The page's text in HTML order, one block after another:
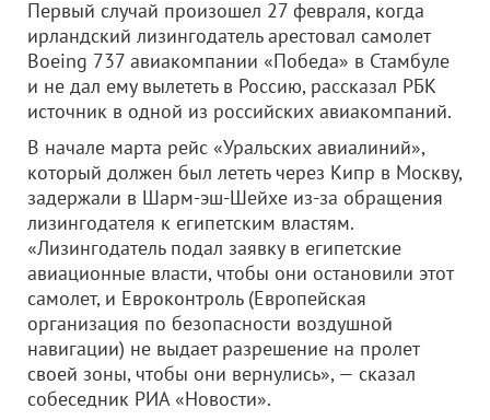
Первый случай произошел 27 февраля, когда
ирландский лизингодатель арестовал самолет
Boeing 737 авиакомпании «Победа» в Стамбуле
и не дал ему вылететь в Россию, рассказал РБК
источник в одной из российских авиакомпаний.
В начале марта рейс «Уральских авиалиний»,
который должен был лететь через Кипр в Москву,
задержали в Шарм-эш-Шейхе из-за обращения
лизингодателя к египетским властям.
«Лизингодатель подал заявку в египетские
авиационные власти, чтобы они остановили этот
самолет, и Евроконтроль (Европейская
организация по безопасности воздушной
навигации) не выдает разрешение на пролет
своей зоны, чтобы они вернулись», — сказал
собеседник РИА «Новости».